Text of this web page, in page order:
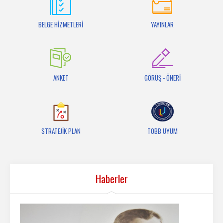
BELGE HİZMETLERİ YAYINLAR
ANKET GÖRÜŞ - ÖNERİ
STRATEJİK PLAN TOBB UYUM
Haberler